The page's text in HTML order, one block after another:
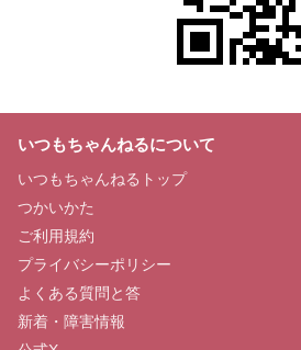
いつもちゃんねるについて
いつもちゃんねるトップ
つかいかた
ご利用規約
プライバシーポリシー
よくある質問と答
新着・障害情報